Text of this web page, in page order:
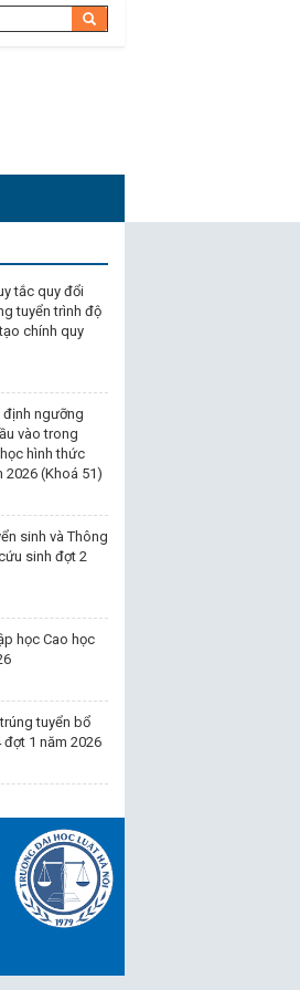
tắc quy đổi
tuyển trình độ
chính quy
định ngưỡng
vào trong
hình thức
2026 (Khoá 51)
sinh và Thông
sinh đợt 2
học Cao học
tuyển bổ
đợt 1 năm 2026